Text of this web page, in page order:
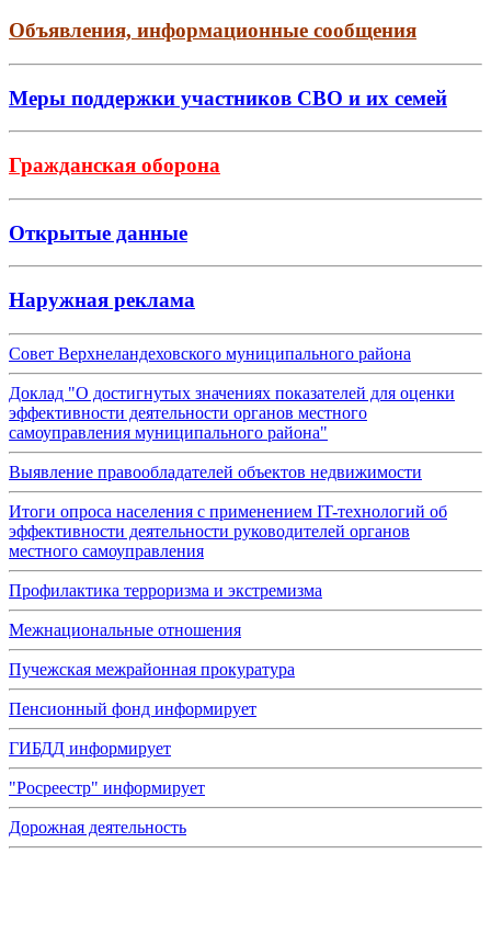
Объявления, информационные сообщения
Меры поддержки участников СВО и их семей
Гражданская оборона
Открытые данные
Наружная реклама
Совет Верхнеландеховского муниципального района
Доклад "О достигнутых значениях показателей для оценки
эффективности деятельности органов местного
самоуправления муниципального района"
Выявление правообладателей объектов недвижимости
Итоги опроса населения с применением IT-технологий об
эффективности деятельности руководителей органов
местного самоуправления
Профилактика терроризма и экстремизма
Межнациональные отношения
Пучежская межрайонная прокуратура
Пенсионный фонд информирует
ГИБДД информирует
"Росреестр" информирует
Дорожная деятельность